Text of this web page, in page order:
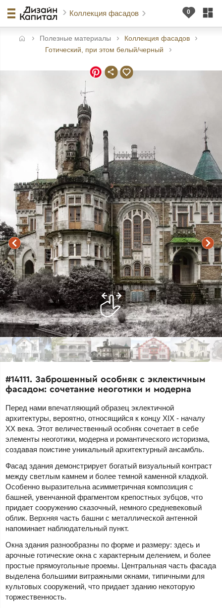
Коллекция фасадов
Полезные материалы
Коллекция фасадов
Готический, при этом белый/черный
#14111. Заброшенный особняк с эклектичным
фасадом: сочетание неоготики и модерна
Перед нами впечатляющий образец эклектичной
архитектуры, вероятно, относящийся к концу XIX - началу
XX века. Этот величественный особняк сочетает в себе
элементы неоготики, модерна и романтического историзма,
создавая поистине уникальный архитектурный ансамбль.
Фасад здания демонстрирует богатый визуальный контраст
между светлым камнем и более темной каменной кладкой.
Особенно выразительна асимметричная композиция с
башней, увенчанной фрагментом крепостных зубцов, что
придает сооружению сказочный, немного средневековый
облик. Верхняя часть башни с металлической антенной
напоминает наблюдательный пункт.
Окна здания разнообразны по форме и размеру: здесь и
арочные готические окна с характерным делением, и более
простые прямоугольные проемы. Центральная часть фасада
выделена большими витражными окнами, типичными для
культовых сооружений, что придает зданию некоторую
торжественность.